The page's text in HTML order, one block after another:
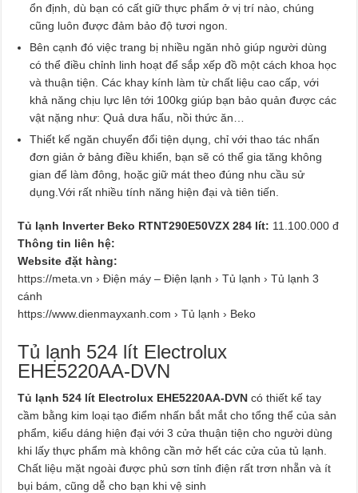
ổn định, dù bạn có cất giữ thực phẩm ở vị trí nào, chúng
cũng luôn được đảm bảo độ tươi ngon.
Bên cạnh đó việc trang bị nhiều ngăn nhỏ giúp người dùng
có thể điều chỉnh linh hoạt để sắp xếp đồ một cách khoa học
và thuận tiện. Các khay kính làm từ chất liệu cao cấp, với
khả năng chịu lực lên tới 100kg giúp bạn bảo quản được các
vật nặng như: Quả dưa hấu, nồi thức ăn…
Thiết kế ngăn chuyển đổi tiện dụng, chỉ với thao tác nhấn
đơn giản ở bảng điều khiển, bạn sẽ có thể gia tăng không
gian để làm đông, hoặc giữ mát theo đúng nhu cầu sử
dụng.Với rất nhiều tính năng hiện đại và tiên tiến.
Tủ lạnh Inverter Beko RTNT290E50VZX 284 lít: 11.100.000 đ
Thông tin liên hệ:
Website đặt hàng:
https://meta.vn › Điện máy – Điện lạnh › Tủ lạnh › Tủ lạnh 3
cánh
https://www.dienmayxanh.com › Tủ lạnh › Beko
Tủ lạnh 524 lít Electrolux
EHE5220AA-DVN
Tủ lạnh 524 lít Electrolux EHE5220AA-DVNcó thiết kế tay
cầm bằng kim loại tạo điểm nhấn bắt mắt cho tổng thể của sản
phẩm, kiểu dáng hiện đại với 3 cửa thuận tiện cho người dùng
khi lấy thực phẩm mà không cần mở hết các cửa của tủ lạnh.
Chất liệu mặt ngoài được phủ sơn tỉnh điện rất trơn nhẵn và ít
bụi bám, cũng dễ cho bạn khi vệ sinh